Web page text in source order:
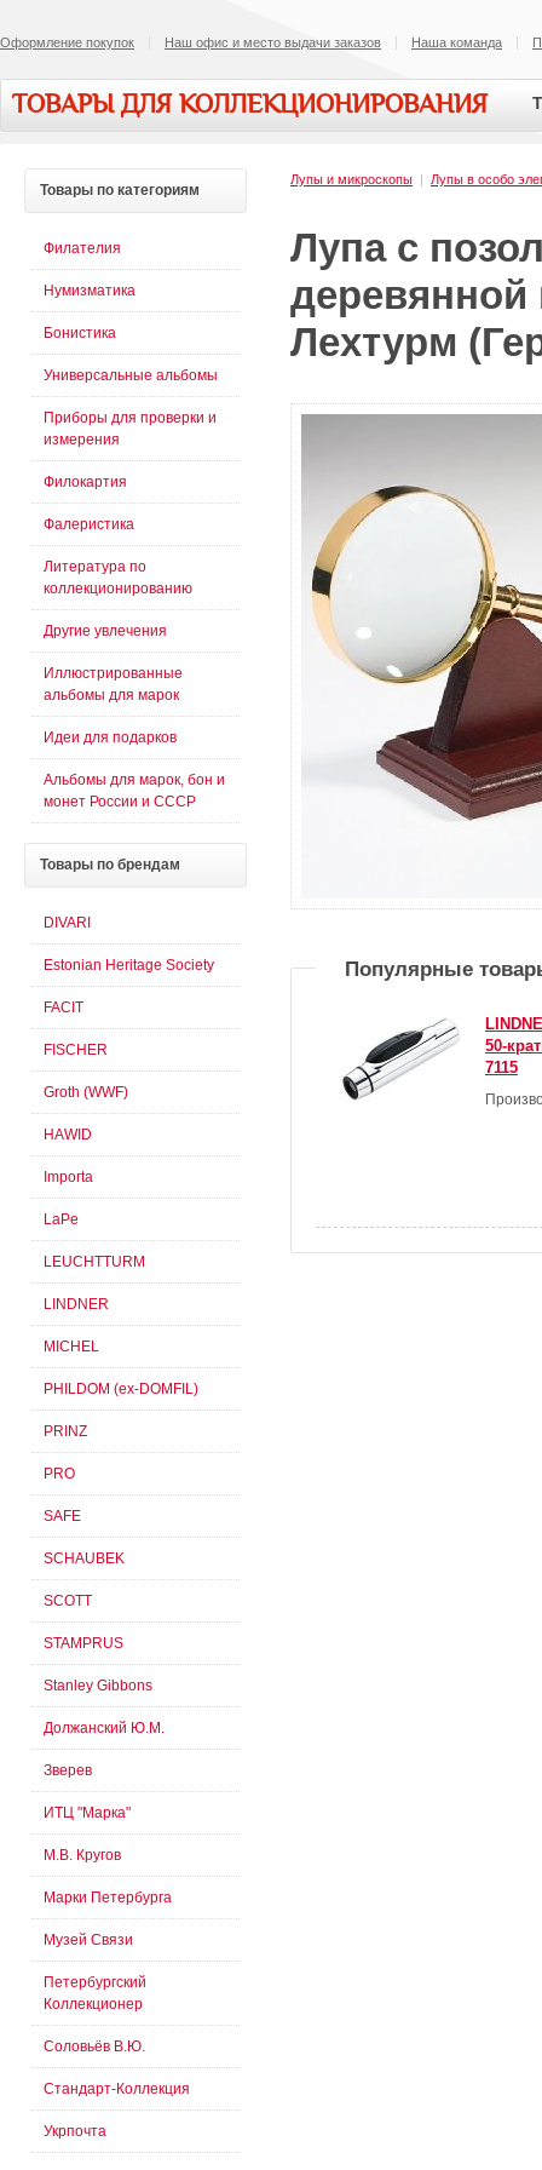
Оформление покупок Наш офис и место выдачи заказов Наша команда
ТОВАРЫ ДЛЯ КОЛЛЕКЦИОНИРОВАНИЯ
Лупы и микроскопы | Лупы в особо
Лупа с
деревянной
Лехтурм
Популярные
50-
7115
Товары по категориям
Филателия
Нумизматика
Бонистика
Универсальные альбомы
Приборы для проверки и
измерения
Филокартия
Фалеристика
Литература по
коллекционированию
Другие увлечения
Иллюстрированные
альбомы для марок
Идеи для подарков
Альбомы для марок, бон и
монет России и СССР
Товары по брендам
DIVARI
Estonian Heritage Society
FACIT
FISCHER
Groth (WWF)
HAWID
Importa
LaPe
LEUCHTTURM
LINDNER
MICHEL
PHILDOM (ex-DOMFIL)
PRINZ
PRO
SAFE
SCHAUBEK
SCOTT
STAMPRUS
Stanley Gibbons
Должанский Ю.М.
Зверев
ИТЦ "Марка"
М.В. Кругов
Марки Петербурга
Музей Связи
Петербургский
Коллекционер
Соловьёв В.Ю.
Стандарт-Коллекция
Укрпочта